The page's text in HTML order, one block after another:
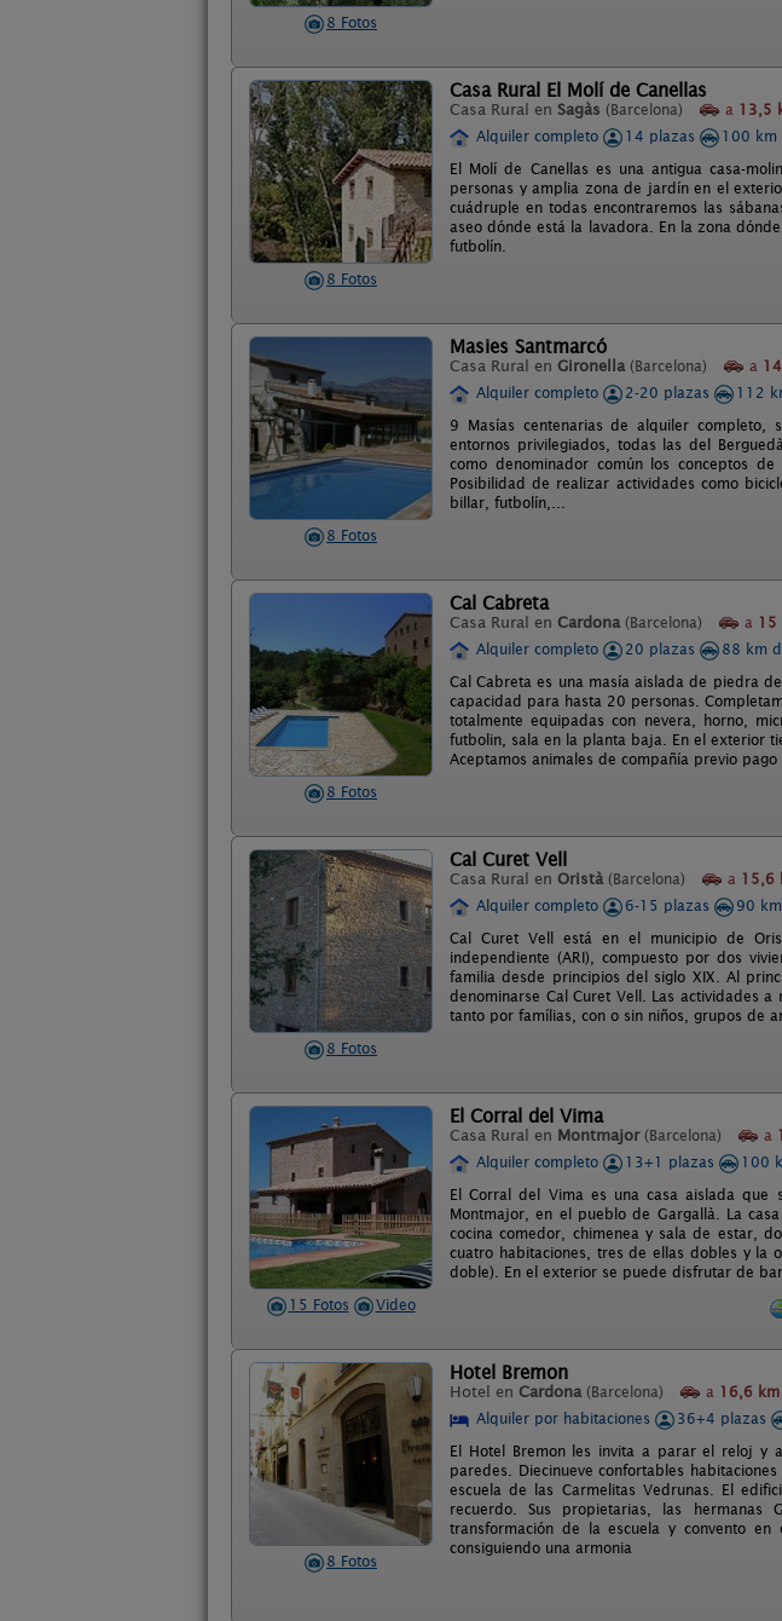
8 Fotos
8 Fotos
Casa Rural El Molí de Canellas
Casa Rural en Sagàs (Barcelona) a 13,5
Alquiler completo
14 plazas 100 km
El Molí de Canellas es una antigua casa-
personas y amplia zona de jardín en el
cuádruple en todas encontraremos las
aseo dónde está la lavadora. En la zona
futbolín.
8 Fotos
Masies Santmarcó
Casa Rural en Gironella (Barcelona) a
Alquiler completo
2-20 plazas
112
9 Masías centenarias de alquiler
entornos privilegiados, todas las del
como denominador común los conceptos
Posibilidad de realizar actividades como
billar, futbolín,...
8 Fotos
Cal Cabreta
Casa Rural en Cardona (Barcelona) a 15
Alquiler completo
20 plazas 88 km
Cal Cabreta es una masía aislada de piedra
capacidad para hasta 20 personas.
totalmente equipadas con nevera, horno,
futbolin, sala en la planta baja. En el exterior
Aceptamos animales de compañía previo pago
8 Fotos
Cal Curet Vell
Casa Rural en Oristà (Barcelona) a 15,6
Alquiler completo
6-15 plazas
90
Cal Curet Vell está en el municipio de
independiente (ARI), compuesto por dos
familia desde principios del siglo XIX. Al
denominarse Cal Curet Vell. Las actividades
tanto por famílias, con o sin niños, grupos de
15 Fotos Video
El Corral del Vima
Casa Rural en Montmajor (Barcelona) a
Alquiler completo
13+1 plazas 100
El Corral del Vima es una casa aislada
Montmajor, en el pueblo de Gargallà. La
cocina comedor, chimenea y sala de estar,
cuatro habitaciones, tres de ellas dobles y la
doble). En el exterior se puede disfrutar de
8 Fotos
Hotel Bremon
Hotel en Cardona (Barcelona) a 16,6 km
Alquiler por habitaciones
36+4 plazas
El Hotel Bremon les invita a parar el reloj y
paredes. Diecinueve confortables
escuela de las Carmelitas Vedrunas. El
recuerdo. Sus propietarias, las hermanas
transformación de la escuela y convento
consiguiendo una armonia